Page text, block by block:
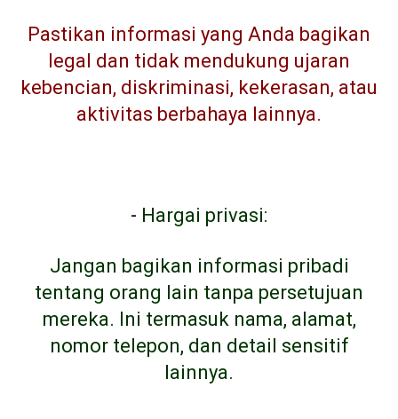
Pastikan informasi yang Anda bagikan
legal dan tidak mendukung ujaran
kebencian, diskriminasi, kekerasan, atau
aktivitas berbahaya lainnya.
- Hargai privasi:
Jangan bagikan informasi pribadi
tentang orang lain tanpa persetujuan
mereka. Ini termasuk nama, alamat,
nomor telepon, dan detail sensitif
lainnya.